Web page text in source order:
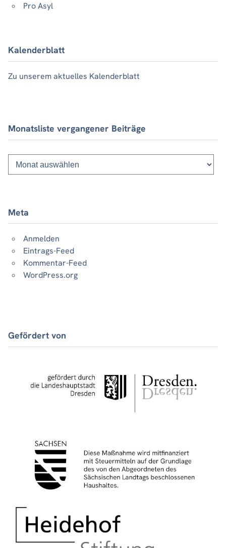
Pro Asyl
Kalenderblatt
Zu unserem aktuelles Kalenderblatt
Monatsliste vergangener Beiträge
Monatsliste
vergangener
Beiträge
Meta
Anmelden
Eintrags-Feed
Kommentar-Feed
WordPress.org
Gefördert von